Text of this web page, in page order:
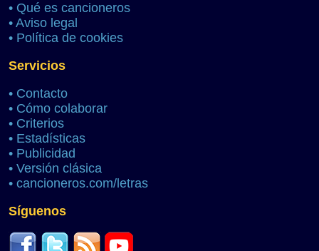
• Qué es cancioneros
• Aviso legal
• Política de cookies
Servicios
• Contacto
• Cómo colaborar
• Criterios
• Estadísticas
• Publicidad
• Versión clásica
• cancioneros.com/letras
Síguenos